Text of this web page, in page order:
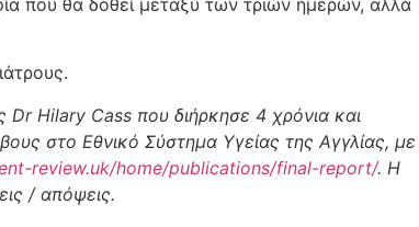
Dr Hilary Cass που διήρκησε 4 χρόνια και
στο Εθνικό Σύστημα Υγείας της Αγγλίας, με
review.uk/home/publications/final-report/. Η
/ απόψεις.